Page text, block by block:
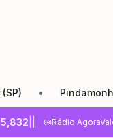
•
5,832 Rádio